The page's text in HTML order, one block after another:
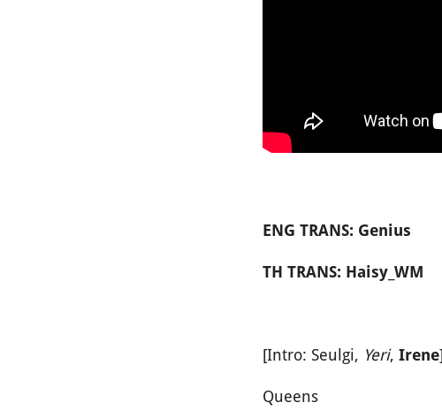
ENG TRANS: Genius
TH TRANS: Haisy_WM
[Intro: Seulgi, Yeri, Irene]
Queens